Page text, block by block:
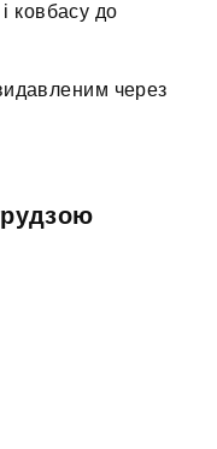
ковбасу до
через